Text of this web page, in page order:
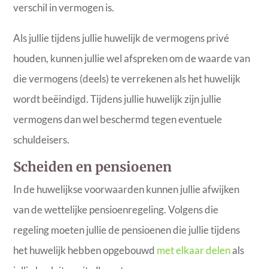
verschil in vermogen is.
Als jullie tijdens jullie huwelijk de vermogens privé
houden, kunnen jullie wel afspreken om de waarde van
die vermogens (deels) te verrekenen als het huwelijk
wordt beëindigd. Tijdens jullie huwelijk zijn jullie
vermogens dan wel beschermd tegen eventuele
schuldeisers.
Scheiden en pensioenen
In de huwelijkse voorwaarden kunnen jullie afwijken
van de wettelijke pensioenregeling. Volgens die
regeling moeten jullie de pensioenen die jullie tijdens
het huwelijk hebben opgebouwd met elkaar delenals